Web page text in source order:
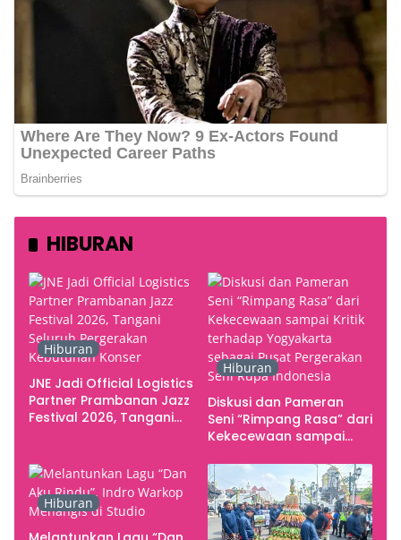
HIBURAN
Hiburan
JNE Jadi Official Logistics
Partner Prambanan Jazz
Festival 2026, Tangani
Hiburan
Diskusi dan Pameran
Seni “Rimpang Rasa” dari
Kekecewaan sampai
Yogyakarta sebagai
Pusat Pergerakan Seni
Rupa Indonesia
Hiburan